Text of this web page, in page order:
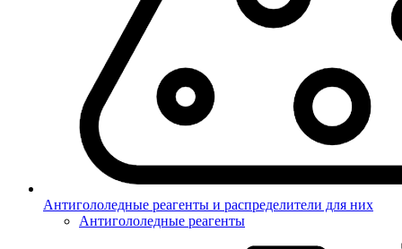
Антигололедные реагенты и распределители для них
Антигололедные реагенты